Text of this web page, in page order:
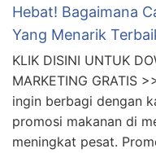
Hebat! Bagaimana
Yang Menarik
KLIK DISINI UNTUK
MARKETING GRATIS
ingin berbagi dengan
promosi makanan di
meningkat pesat.